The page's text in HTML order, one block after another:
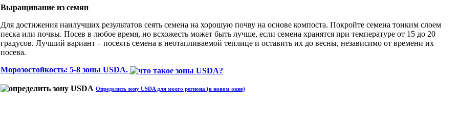
Выращивание из семян
Для достижения наилучших результатов сеять семена на хорошую почву на основе компоста. Покройте семена тонким слоем
песка или почвы. Посев в любое время, но всхожесть может быть лучше, если семена хранятся при температуре от 15 до 20
градусов. Лучший вариант – посеять семена в неотапливаемой теплице и оставить их до весны, независимо от времени их
посева.
Морозостойкость: 5-8 зоны USDA.
Определить зону USDA для моего региона (в новом окне)